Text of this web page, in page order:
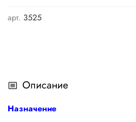
арт. 3525
Описание
Назначение